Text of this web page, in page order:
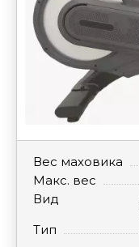
Вес маховика
Макс. вес
Вид
Тип